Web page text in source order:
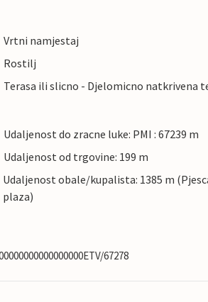
Vrtni namjestaj
Rostilj
Terasa ili slicno - Djelomicno natkrivena
Udaljenost do zracne luke: PMI : 67239 m
Udaljenost od trgovine: 199 m
Udaljenost obale/kupalista: 1385 m
plaza)
67278